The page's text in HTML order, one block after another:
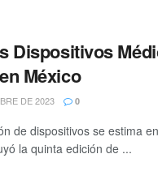
Dispositivos
México
DE 2023 0
de dispositivos se estima
la quinta edición de ...